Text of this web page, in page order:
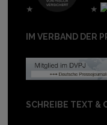
★ ★
IM VERBAND DER
SCHREIBE TEXT &